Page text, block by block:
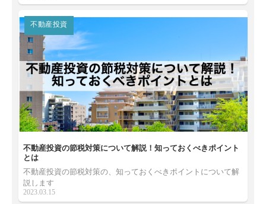
不動産投資
不動産投資の節税対策について解説！知っておくべきポイント
とは
不動産投資の節税対策の、知っておくべきポイントについて解
説します
2023.03.15